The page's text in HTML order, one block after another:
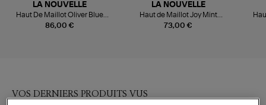
86,00 €
LA NOUVELLE
Haut De Maillot Oliver Blue
Beach
73,00 €
LA NOUVELLE
Haut de Maillot Joy Mint
Beach, Capsule One Love
VOS DERNIERS PRODUITS VUS